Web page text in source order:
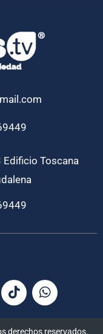
Edificio Toscana
derechos reservados.